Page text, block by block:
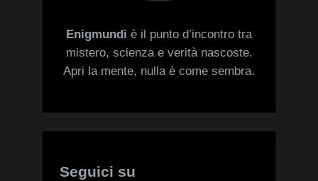
Enigmundi è il punto d’incontro tra
mistero, scienza e verità nascoste.
Apri la mente, nulla è come sembra.
Seguici su